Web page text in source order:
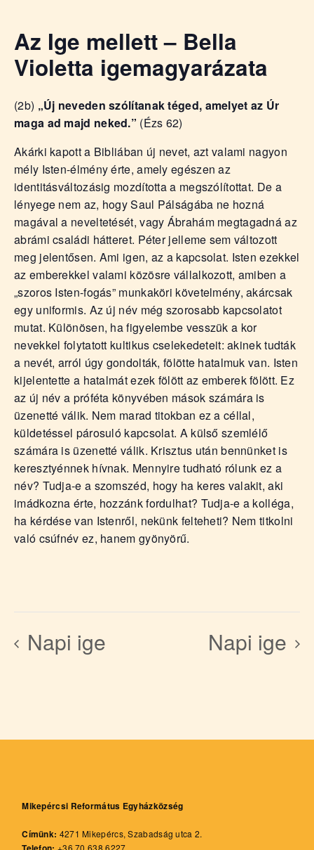
Az Ige mellett – Bella
Violetta igemagyarázata
(2b) „Új neveden szólítanak téged, amelyet az Úr
maga ad majd neked.” (Ézs 62)
Akárki kapott a Bibliában új nevet, azt valami nagyon
mély Isten-élmény érte, amely egészen az
identitásváltozásig mozdította a megszólítottat. De a
lényege nem az, hogy Saul Pálságába ne hozná
magával a neveltetését, vagy Ábrahám megtagadná az
abrámi családi hátteret. Péter jelleme sem változott
meg jelentősen. Ami igen, az a kapcsolat. Isten ezekkel
az emberekkel valami közösre vállalkozott, amiben a
„szoros Isten-fogás” munkaköri követelmény, akárcsak
egy uniformis. Az új név még szorosabb kapcsolatot
mutat. Különösen, ha figyelembe vesszük a kor
nevekkel folytatott kultikus cselekedeteit: akinek tudták
a nevét, arról úgy gondolták, fölötte hatalmuk van. Isten
kijelentette a hatalmát ezek fölött az emberek fölött. Ez
az új név a próféta könyvében mások számára is
üzenetté válik. Nem marad titokban ez a céllal,
küldetéssel párosuló kapcsolat. A külső szemlélő
számára is üzenetté válik. Krisztus után bennünket is
keresztyénnek hívnak. Mennyire tudható rólunk ez a
név? Tudja-e a szomszéd, hogy ha keres valakit, aki
imádkozna érte, hozzánk fordulhat? Tudja-e a kolléga,
ha kérdése van Istenről, nekünk felteheti? Nem titkolni
való csúfnév ez, hanem gyönyörű.
Napi ige Napi ige
Mikepércsi Református Egyházközség
Címünk: 4271 Mikepércs, Szabadság utca 2.